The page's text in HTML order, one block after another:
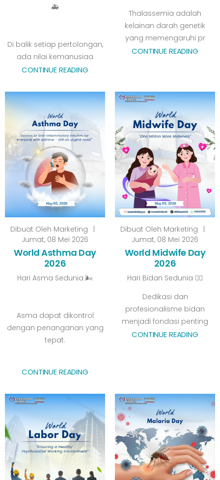
🚑
Di balik setiap pertolongan,
ada nilai kemanusiaa
CONTINUE READING
Thalassemia adalah
kelainan darah genetik
yang memengaruhi pr
CONTINUE READING
Dibuat Oleh Marketing
Jumat, 08 Mei 2026
World Asthma Day
2026
Hari Asma Sedunia 🌬️
Asma dapat dikontrol
dengan penanganan yang
tepat.
CONTINUE READING
Dibuat Oleh Marketing
Jumat, 08 Mei 2026
World Midwife Day
2026
Hari Bidan Sedunia 👩‍⚕️
Dedikasi dan
profesionalisme bidan
menjadi fondasi penting
CONTINUE READING